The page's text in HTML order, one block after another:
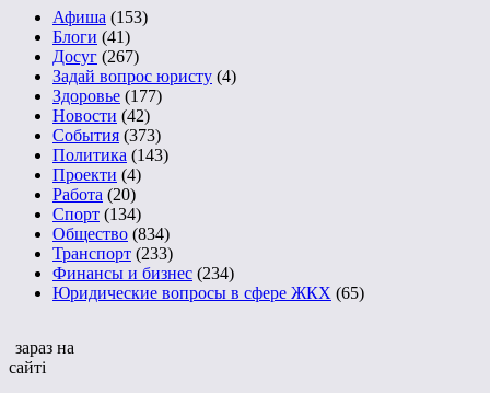
Афиша (153)
Блоги (41)
Досуг (267)
Задай вопрос юристу (4)
Здоровье (177)
Новости (42)
События (373)
Политика (143)
Проекти (4)
Работа (20)
Спорт (134)
Общество (834)
Транспорт (233)
Финансы и бизнес (234)
Юридические вопросы в сфере ЖКХ (65)
зараз на
сайті